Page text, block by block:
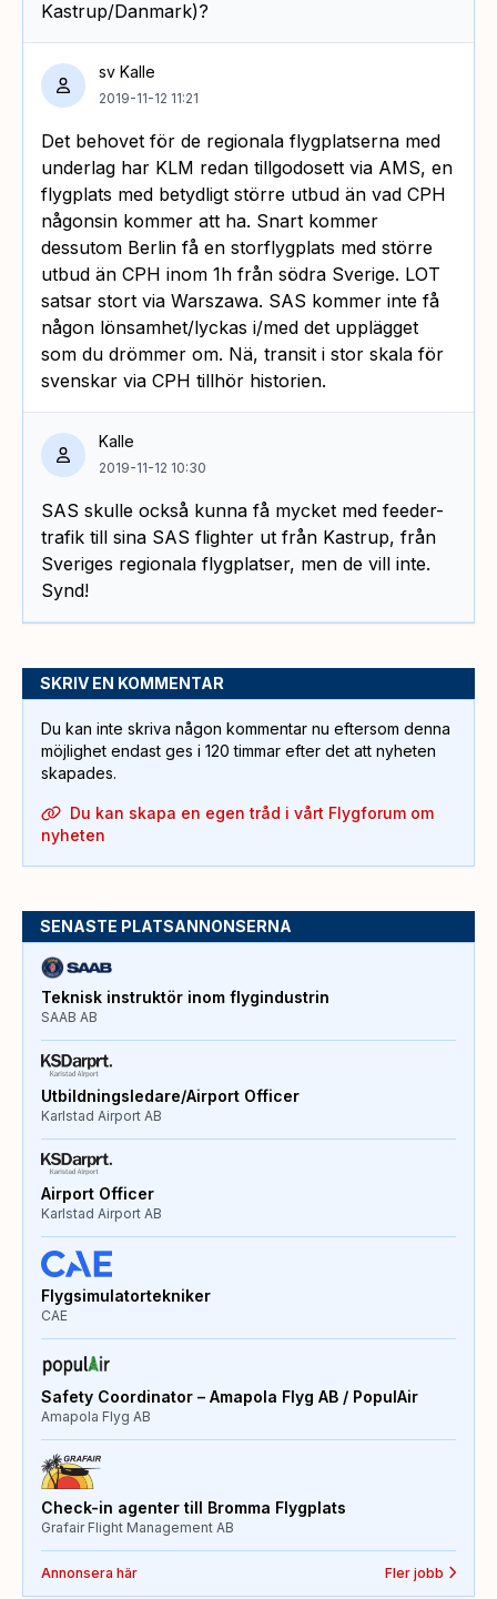
Kastrup/Danmark)?
sv Kalle
2019-11-12 11:21
Det behovet för de regionala flygplatserna med
underlag har KLM redan tillgodosett via AMS, en
flygplats med betydligt större utbud än vad CPH
någonsin kommer att ha. Snart kommer
dessutom Berlin få en storflygplats med större
utbud än CPH inom 1h från södra Sverige. LOT
satsar stort via Warszawa. SAS kommer inte få
någon lönsamhet/lyckas i/med det upplägget
som du drömmer om. Nä, transit i stor skala för
svenskar via CPH tillhör historien.
Kalle
2019-11-12 10:30
SAS skulle också kunna få mycket med feeder-
trafik till sina SAS flighter ut från Kastrup, från
Sveriges regionala flygplatser, men de vill inte.
Synd!
SKRIV EN KOMMENTAR
Du kan inte skriva någon kommentar nu eftersom denna
möjlighet endast ges i 120 timmar efter det att nyheten
skapades.
Du kan skapa en egen tråd i vårt Flygforum om
nyheten
SENASTE PLATSANNONSERNA
Teknisk instruktör inom flygindustrin
SAAB AB
Utbildningsledare/Airport Officer
Karlstad Airport AB
Airport Officer
Karlstad Airport AB
Flygsimulatortekniker
CAE
Safety Coordinator – Amapola Flyg AB / PopulAir
Amapola Flyg AB
Check-in agenter till Bromma Flygplats
Grafair Flight Management AB
Annonsera här Fler jobb